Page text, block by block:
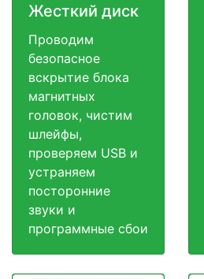
Жесткий диск
Проводим
безопасное
вскрытие блока
магнитных
головок, чистим
шлейфы,
проверяем USB и
устраняем
посторонние
звуки и
программные сбои